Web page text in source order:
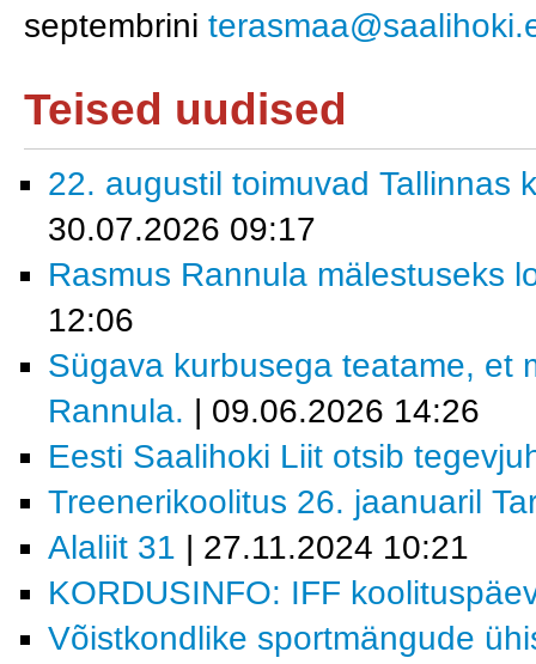
septembrini
Teised uudised
22. augustil toimuvad Tallinnas
30.07.2026 09:17
Rasmus Rannula mälestuseks
12:06
Sügava kurbusega teatame, et
Rannula. | 09.06.2026 14:26
Eesti Saalihoki Liit otsib
Treenerikoolitus 26. jaanuaril
Alaliit 31 | 27.11.2024 10:21
KORDUSINFO: IFF
Võistkondlike sportmängude